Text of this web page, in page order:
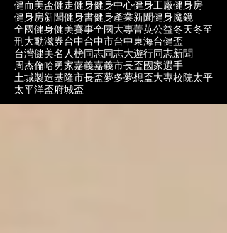
健而美盃健走健身健身中心健身工廠健身房
健身房新聞健身書健身產業新聞健身魔鏡
全國健身健美賽事全國大專菁英公益冬天冬至
刑大動滋券台中台中市台中東海台健盃
台灣健美名人榜 同志 同志大遊行 同志新聞
周杰倫哈勇家嘉義嘉義市長盃 國家選手
土城製造基隆市長盃夢多夢想盃大專校院太平
太平洋盃府城盃